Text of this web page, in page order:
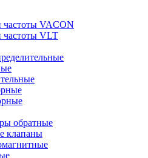
частоты VACON
частоты VLT
обратные
клапаны